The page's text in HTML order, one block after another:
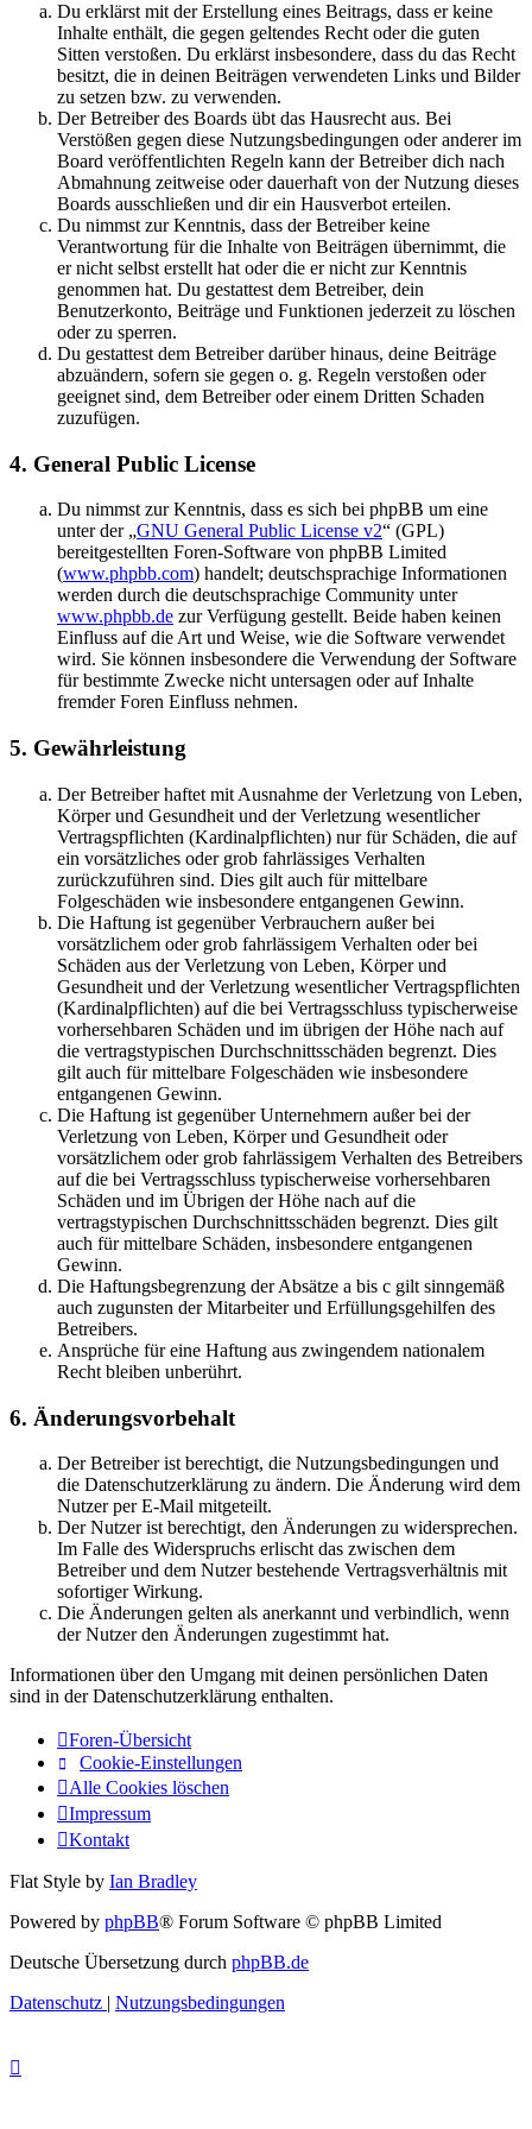
Du erklärst mit der Erstellung eines Beitrags, dass er keine
Inhalte enthält, die gegen geltendes Recht oder die guten
Sitten verstoßen. Du erklärst insbesondere, dass du das Recht
besitzt, die in deinen Beiträgen verwendeten Links und Bilder
zu setzen bzw. zu verwenden.
Der Betreiber des Boards übt das Hausrecht aus. Bei
Verstößen gegen diese Nutzungsbedingungen oder anderer im
Board veröffentlichten Regeln kann der Betreiber dich nach
Abmahnung zeitweise oder dauerhaft von der Nutzung dieses
Boards ausschließen und dir ein Hausverbot erteilen.
Du nimmst zur Kenntnis, dass der Betreiber keine
Verantwortung für die Inhalte von Beiträgen übernimmt, die
er nicht selbst erstellt hat oder die er nicht zur Kenntnis
genommen hat. Du gestattest dem Betreiber, dein
Benutzerkonto, Beiträge und Funktionen jederzeit zu löschen
oder zu sperren.
Du gestattest dem Betreiber darüber hinaus, deine Beiträge
abzuändern, sofern sie gegen o. g. Regeln verstoßen oder
geeignet sind, dem Betreiber oder einem Dritten Schaden
zuzufügen.
4. General Public License
Du nimmst zur Kenntnis, dass es sich bei phpBB um eine
unter der „GNU General Public License v2“ (GPL)
bereitgestellten Foren-Software von phpBB Limited
(www.phpbb.com) handelt; deutschsprachige Informationen
werden durch die deutschsprachige Community unter
www.phpbb.de zur Verfügung gestellt. Beide haben keinen
Einfluss auf die Art und Weise, wie die Software verwendet
wird. Sie können insbesondere die Verwendung der Software
für bestimmte Zwecke nicht untersagen oder auf Inhalte
fremder Foren Einfluss nehmen.
5. Gewährleistung
Der Betreiber haftet mit Ausnahme der Verletzung von Leben,
Körper und Gesundheit und der Verletzung wesentlicher
Vertragspflichten (Kardinalpflichten) nur für Schäden, die auf
ein vorsätzliches oder grob fahrlässiges Verhalten
zurückzuführen sind. Dies gilt auch für mittelbare
Folgeschäden wie insbesondere entgangenen Gewinn.
Die Haftung ist gegenüber Verbrauchern außer bei
vorsätzlichem oder grob fahrlässigem Verhalten oder bei
Schäden aus der Verletzung von Leben, Körper und
Gesundheit und der Verletzung wesentlicher Vertragspflichten
(Kardinalpflichten) auf die bei Vertragsschluss typischerweise
vorhersehbaren Schäden und im übrigen der Höhe nach auf
die vertragstypischen Durchschnittsschäden begrenzt. Dies
gilt auch für mittelbare Folgeschäden wie insbesondere
entgangenen Gewinn.
Die Haftung ist gegenüber Unternehmern außer bei der
Verletzung von Leben, Körper und Gesundheit oder
vorsätzlichem oder grob fahrlässigem Verhalten des Betreibers
auf die bei Vertragsschluss typischerweise vorhersehbaren
Schäden und im Übrigen der Höhe nach auf die
vertragstypischen Durchschnittsschäden begrenzt. Dies gilt
auch für mittelbare Schäden, insbesondere entgangenen
Gewinn.
Die Haftungsbegrenzung der Absätze a bis c gilt sinngemäß
auch zugunsten der Mitarbeiter und Erfüllungsgehilfen des
Betreibers.
Ansprüche für eine Haftung aus zwingendem nationalem
Recht bleiben unberührt.
6. Änderungsvorbehalt
Der Betreiber ist berechtigt, die Nutzungsbedingungen und
die Datenschutzerklärung zu ändern. Die Änderung wird dem
Nutzer per E-Mail mitgeteilt.
Der Nutzer ist berechtigt, den Änderungen zu widersprechen.
Im Falle des Widerspruchs erlischt das zwischen dem
Betreiber und dem Nutzer bestehende Vertragsverhältnis mit
sofortiger Wirkung.
Die Änderungen gelten als anerkannt und verbindlich, wenn
der Nutzer den Änderungen zugestimmt hat.
Informationen über den Umgang mit deinen persönlichen Daten
sind in der Datenschutzerklärung enthalten.
Foren-Übersicht
Cookie-Einstellungen
Alle Cookies löschen
Impressum
Kontakt
Flat Style by Ian Bradley
Powered by phpBB® Forum Software © phpBB Limited
Deutsche Übersetzung durch phpBB.de
Datenschutz | Nutzungsbedingungen